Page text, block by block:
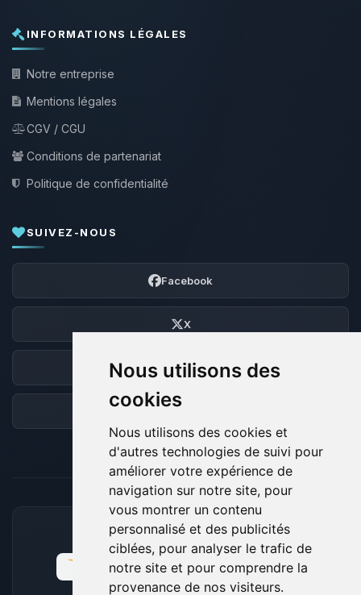
Nous utilisons des
cookies
Nous utilisons des cookies et
d'autres technologies de suivi pour
améliorer votre expérience de
navigation sur notre site, pour
vous montrer un contenu
personnalisé et des publicités
ciblées, pour analyser le trafic de
notre site et pour comprendre la
provenance de nos visiteurs.
INFORMATIONS LÉGALES
Notre entreprise
Mentions légales
CGV / CGU
Conditions de partenariat
Politique de confidentialité
SUIVEZ-NOUS
Facebook
X
Discord
Forum
MOYENS DE PAIEMENT ACCEPTÉS